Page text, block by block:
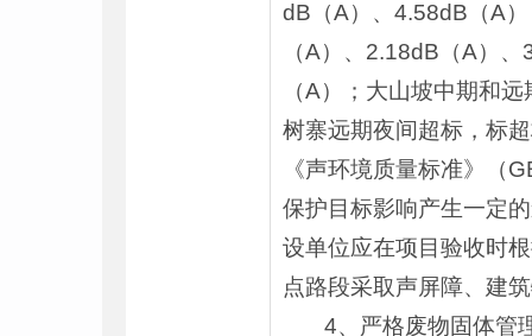
dB（A）、4.58dB（A
（A）、2.18dB（A）
（A）；大山坡中期和
树寨远期夜间超标，标
《声环境质量标准》（
保护目标影响产生一定
设单位应在项目验收时
点路段采取声屏障、建
4、严格废物固体管理